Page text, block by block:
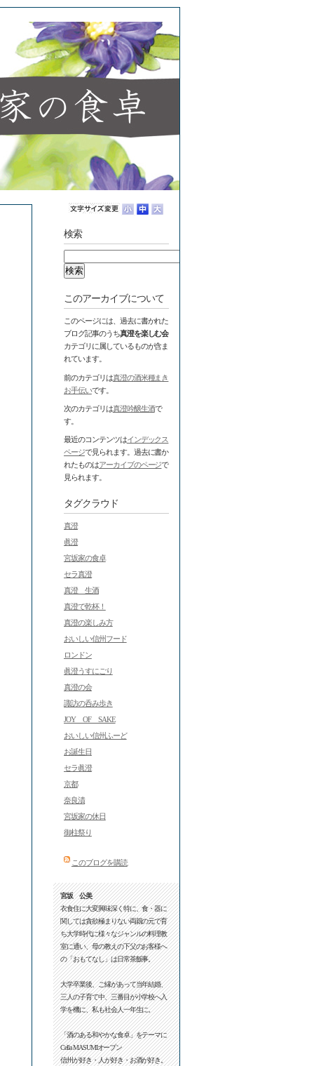
検索
このアーカイブについて
このページには、過去に書かれた
ブログ記事のうち真澄を楽しむ会
カテゴリに属しているものが含ま
れています。
前のカテゴリは真澄の酒米種まき
お手伝いです。
次のカテゴリは真澄吟醸生酒で
す。
最近のコンテンツはインデックス
ページで見られます。過去に書か
れたものはアーカイブのページで
見られます。
タグクラウド
真澄
眞澄
宮坂家の食卓
セラ真澄
真澄 生酒
真澄で乾杯！
真澄の楽しみ方
おいしい信州フード
ロンドン
眞澄うすにごり
真澄の会
諏訪の呑み歩き
JOY OF SAKE
おいしい信州ふーど
お誕生日
セラ眞澄
京都
奈良漬
宮坂家の休日
御柱祭り
このブログを購読
宮坂 公美
衣食住に大変興味深く特に、食・器に
関しては貪欲極まりない両親の元で育
ち大学時代に様々なジャンルの料理教
室に通い、母の教えの下父のお客様へ
の「おもてなし」は日常茶飯事。
大学卒業後、ご縁があって当年結婚、
三人の子育て中、三番目が小学校へ入
学を機に、私も社会人一年生に。
「酒のある和やかな食卓」をテーマに
Cella MASUMIオープン
信州が好き・人が好き・お酒が好き。